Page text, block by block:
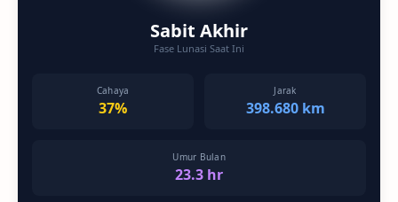
Sabit Akhir
Fase Lunasi Saat Ini
Cahaya
37%
Jarak
398.680 km
Umur Bulan
23.3 hr